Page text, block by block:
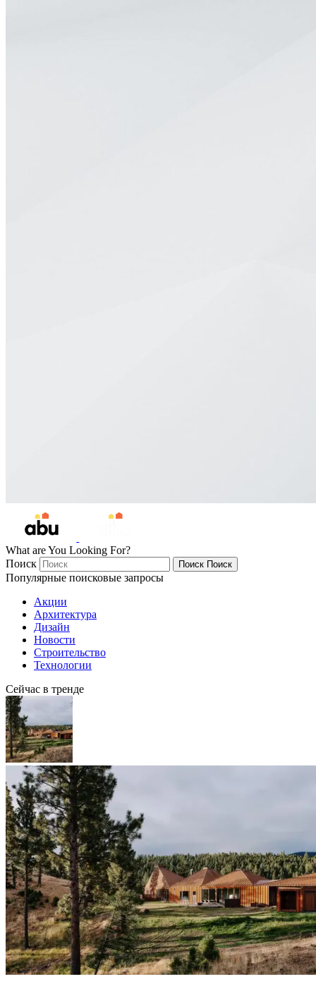
What are You Looking For?
Поиск
Поиск Поиск
Популярные поисковые запросы
Акции
Архитектура
Дизайн
Новости
Строительство
Технологии
Сейчас в тренде